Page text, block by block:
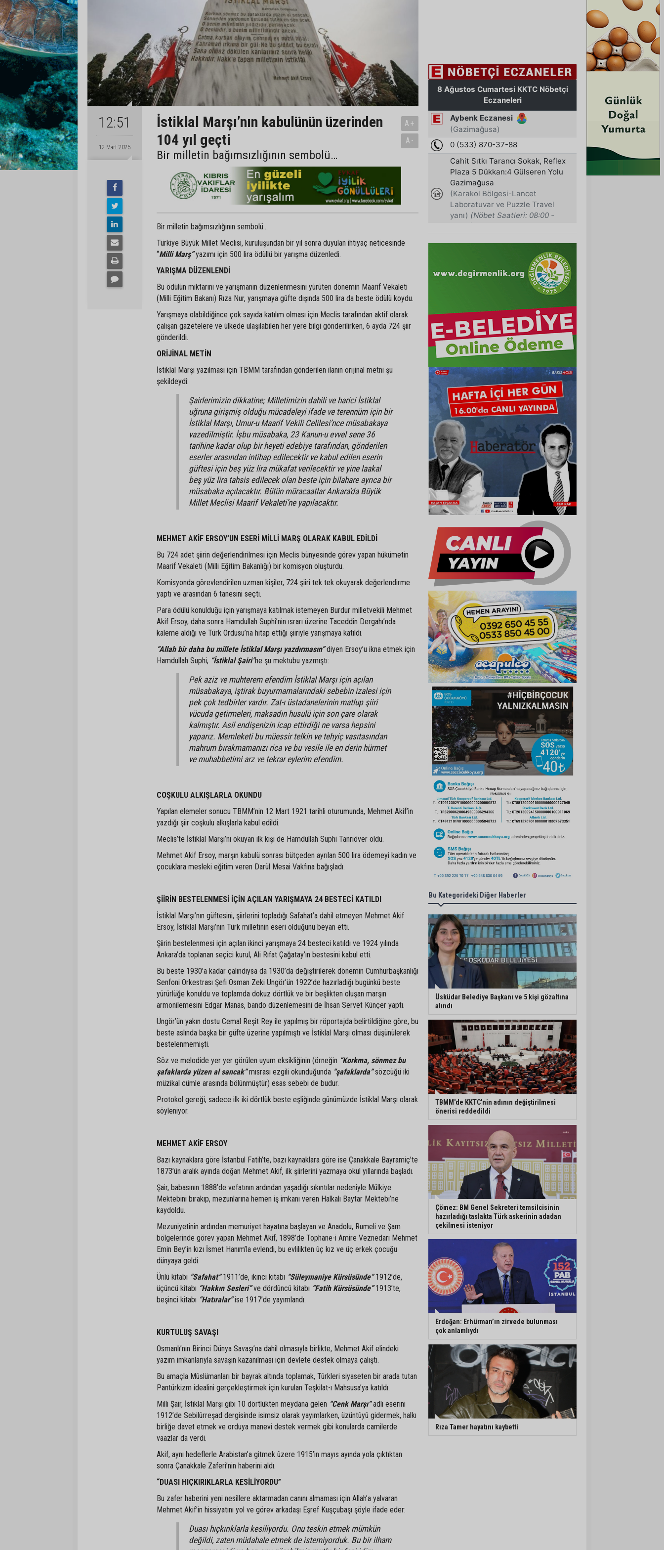
12:51
12 Mart 2025
İstiklal Marşı’nın kabulünün üzerinden
104 yıl geçti
Bir milletin bağımsızlığının sembolü…
A+
A-
Bir milletin bağımsızlığının sembolü…
Türkiye Büyük Millet Meclisi, kuruluşundan bir yıl sonra duyulan ihtiyaç neticesinde
“Milli Marş”yazımı için 500 lira ödüllü bir yarışma düzenledi.
YARIŞMA DÜZENLENDİ
Bu ödülün miktarını ve yarışmanın düzenlenmesini yürüten dönemin Maarif Vekaleti
(Milli Eğitim Bakanı) Rıza Nur, yarışmaya güfte dışında 500 lira da beste ödülü koydu.
Yarışmaya olabildiğince çok sayıda katılım olması için Meclis tarafından aktif olarak
çalışan gazetelere ve ülkede ulaşılabilen her yere bilgi gönderilirken, 6 ayda 724 şiir
gönderildi.
ORİJİNAL METİN
İstiklal Marşı yazılması için TBMM tarafından gönderilen ilanın orijinal metni şu
şekildeydi:
Şairlerimizin dikkatine; Milletimizin dahili ve harici İstiklal
uğruna girişmiş olduğu mücadeleyi ifade ve terennüm için bir
İstiklal Marşı, Umur-u Maarif Vekili Celilesi’nce müsabakaya
vazedilmiştir. İşbu müsabaka, 23 Kanun-u evvel sene 36
tarihine kadar olup bir heyeti edebiye tarafından, gönderilen
eserler arasından intihap edilecektir ve kabul edilen eserin
güftesi için beş yüz lira mükafat verilecektir ve yine laakal
beş yüz lira tahsis edilecek olan beste için bilahare ayrıca bir
müsabaka açılacaktır. Bütün müracaatlar Ankara’da Büyük
Millet Meclisi Maarif Vekaleti’ne yapılacaktır.
MEHMET AKİF ERSOY’UN ESERİ MİLLİ MARŞ OLARAK KABUL EDİLDİ
Bu 724 adet şiirin değerlendirilmesi için Meclis bünyesinde görev yapan hükümetin
Maarif Vekaleti (Milli Eğitim Bakanlığı) bir komisyon oluşturdu.
Komisyonda görevlendirilen uzman kişiler, 724 şiiri tek tek okuyarak değerlendirme
yaptı ve arasından 6 tanesini seçti.
Para ödülü konulduğu için yarışmaya katılmak istemeyen Burdur milletvekili Mehmet
Akif Ersoy, daha sonra Hamdullah Suphi’nin ısrarı üzerine Taceddin Dergahı’nda
kaleme aldığı ve Türk Ordusu’na hitap ettiği şiiriyle yarışmaya katıldı.
“Allah bir daha bu millete İstiklal Marşı yazdırmasın”diyen Ersoy’u ikna etmek için
Hamdullah Suphi, “İstiklal Şairi”ne şu mektubu yazmıştı:
Pek aziz ve muhterem efendim İstiklal Marşı için açılan
müsabakaya, iştirak buyurmamalarındaki sebebin izalesi için
pek çok tedbirler vardır. Zat-ı üstadanelerinin matlup şiiri
vücuda getirmeleri, maksadın husulü için son çare olarak
kalmıştır. Asil endişenizin icap ettirdiği ne varsa hepsini
yaparız. Memleketi bu müessir telkin ve tehyiç vasıtasından
mahrum bırakmamanızı rica ve bu vesile ile en derin hürmet
ve muhabbetimi arz ve tekrar eylerim efendim.
COŞKULU ALKIŞLARLA OKUNDU
Yapılan elemeler sonucu TBMM’nin 12 Mart 1921 tarihli oturumunda, Mehmet Akif’in
yazdığı şiir coşkulu alkışlarla kabul edildi.
Meclis’te İstiklal Marşı’nı okuyan ilk kişi de Hamdullah Suphi Tanrıöver oldu.
Mehmet Akif Ersoy, marşın kabulü sonrası bütçeden ayrılan 500 lira ödemeyi kadın ve
çocuklara mesleki eğitim veren Darül Mesai Vakfına bağışladı.
ŞİİRİN BESTELENMESİ İÇİN AÇILAN YARIŞMAYA 24 BESTECİ KATILDI
İstiklal Marşı’nın güftesini, şiirlerini topladığı Safahat’a dahil etmeyen Mehmet Akif
Ersoy, İstiklal Marşı’nın Türk milletinin eseri olduğunu beyan etti.
Şiirin bestelenmesi için açılan ikinci yarışmaya 24 besteci katıldı ve 1924 yılında
Ankara’da toplanan seçici kurul, Ali Rıfat Çağatay’ın bestesini kabul etti.
Bu beste 1930’a kadar çalındıysa da 1930’da değiştirilerek dönemin Cumhurbaşkanlığı
Senfoni Orkestrası Şefi Osman Zeki Üngör’ün 1922’de hazırladığı bugünkü beste
yürürlüğe konuldu ve toplamda dokuz dörtlük ve bir beşlikten oluşan marşın
armonilemesini Edgar Manas, bando düzenlemesini de İhsan Servet Künçer yaptı.
Üngör’ün yakın dostu Cemal Reşit Rey ile yapılmış bir röportajda belirtildiğine göre, bu
beste aslında başka bir güfte üzerine yapılmıştı ve İstiklal Marşı olması düşünülerek
bestelenmemişti.
Söz ve melodide yer yer görülen uyum eksikliğinin (örneğin “Korkma, sönmez bu
şafaklarda yüzen al sancak”mısrası ezgili okunduğunda “şafaklarda”sözcüğü iki
müzikal cümle arasında bölünmüştür) esas sebebi de budur.
Protokol gereği, sadece ilk iki dörtlük beste eşliğinde günümüzde İstiklal Marşı olarak
söyleniyor.
MEHMET AKİF ERSOY
Bazı kaynaklara göre İstanbul Fatih’te, bazı kaynaklara göre ise Çanakkale Bayramiç’te
1873’ün aralık ayında doğan Mehmet Akif, ilk şiirlerini yazmaya okul yıllarında başladı.
Şair, babasının 1888’de vefatının ardından yaşadığı sıkıntılar nedeniyle Mülkiye
Mektebini bırakıp, mezunlarına hemen iş imkanı veren Halkalı Baytar Mektebi’ne
kaydoldu.
Mezuniyetinin ardından memuriyet hayatına başlayan ve Anadolu, Rumeli ve Şam
bölgelerinde görev yapan Mehmet Akif, 1898’de Tophane-i Amire Veznedarı Mehmet
Emin Bey’in kızı İsmet Hanım’la evlendi, bu evlilikten üç kız ve üç erkek çocuğu
dünyaya geldi.
Ünlü kitabı “Safahat”1911’de, ikinci kitabı “Süleymaniye Kürsüsünde”1912’de,
üçüncü kitabı “Hakkın Sesleri”ve dördüncü kitabı “Fatih Kürsüsünde”1913’te,
beşinci kitabı “Hatıralar”ise 1917’de yayımlandı.
KURTULUŞ SAVAŞI
Osmanlı’nın Birinci Dünya Savaşı’na dahil olmasıyla birlikte, Mehmet Akif elindeki
yazım imkanlarıyla savaşın kazanılması için devlete destek olmaya çalıştı.
Bu amaçla Müslümanları bir bayrak altında toplamak, Türkleri siyaseten bir arada tutan
Pantürkizm idealini gerçekleştirmek için kurulan Teşkilat-ı Mahsusa’ya katıldı.
Milli Şair, İstiklal Marşı gibi 10 dörtlükten meydana gelen “Cenk Marşı”adlı eserini
1912’de Sebilürreşad dergisinde isimsiz olarak yayımlarken, üzüntüyü gidermek, halkı
birliğe davet etmek ve orduya manevi destek vermek gibi konularda camilerde
vaazlar da verdi.
Akif, aynı hedeflerle Arabistan’a gitmek üzere 1915’in mayıs ayında yola çıktıktan
sonra Çanakkale Zaferi’nin haberini aldı.
“DUASI HIÇKIRIKLARLA KESİLİYORDU”
Bu zafer haberini yeni nesillere aktarmadan canını almaması için Allah’a yalvaran
Mehmet Akif’in hissiyatını yol ve görev arkadaşı Eşref Kuşçubaşı şöyle ifade eder:
Duası hıçkırıklarla kesiliyordu. Onu teskin etmek mümkün
değildi, zaten müdahale etmek de istemiyorduk. Bu bir ilham
Bu Kategorideki Diğer Haberler
Üsküdar Belediye Başkanı ve 5 kişi gözaltına
alındı
TBMM'de KKTC'nin adının değiştirilmesi
önerisi reddedildi
Çömez: BM Genel Sekreteri temsilcisinin
hazırladığı taslakta Türk askerinin adadan
çekilmesi isteniyor
Erdoğan: Erhürman’ın zirvede bulunması
çok anlamlıydı
Rıza Tamer hayatını kaybetti